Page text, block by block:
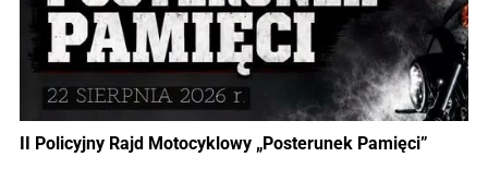
II Policyjny Rajd Motocyklowy „Posterunek Pamięci”